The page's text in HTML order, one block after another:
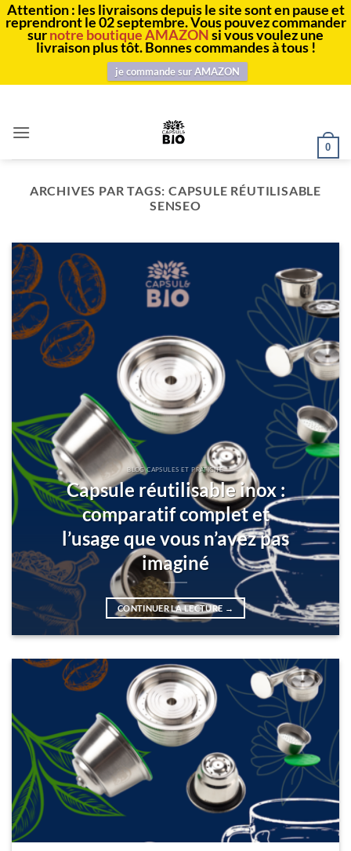
Attention : les livraisons depuis le site sont en pause et
reprendront le 02 septembre. Vous pouvez commander
surnotre boutique AMAZONsi vous voulez une
livraison plus tôt. Bonnes commandes à tous !
je commande sur AMAZON
contenu
0
ARCHIVES PAR TAGS:CAPSULE RÉUTILISABLE
SENSEO
BLOG CAPSULES ET PRATICITÉ
Capsule réutilisable inox :
comparatif complet et
l’usage que vous n’avez pas
imaginé
CONTINUER LA LECTURE →